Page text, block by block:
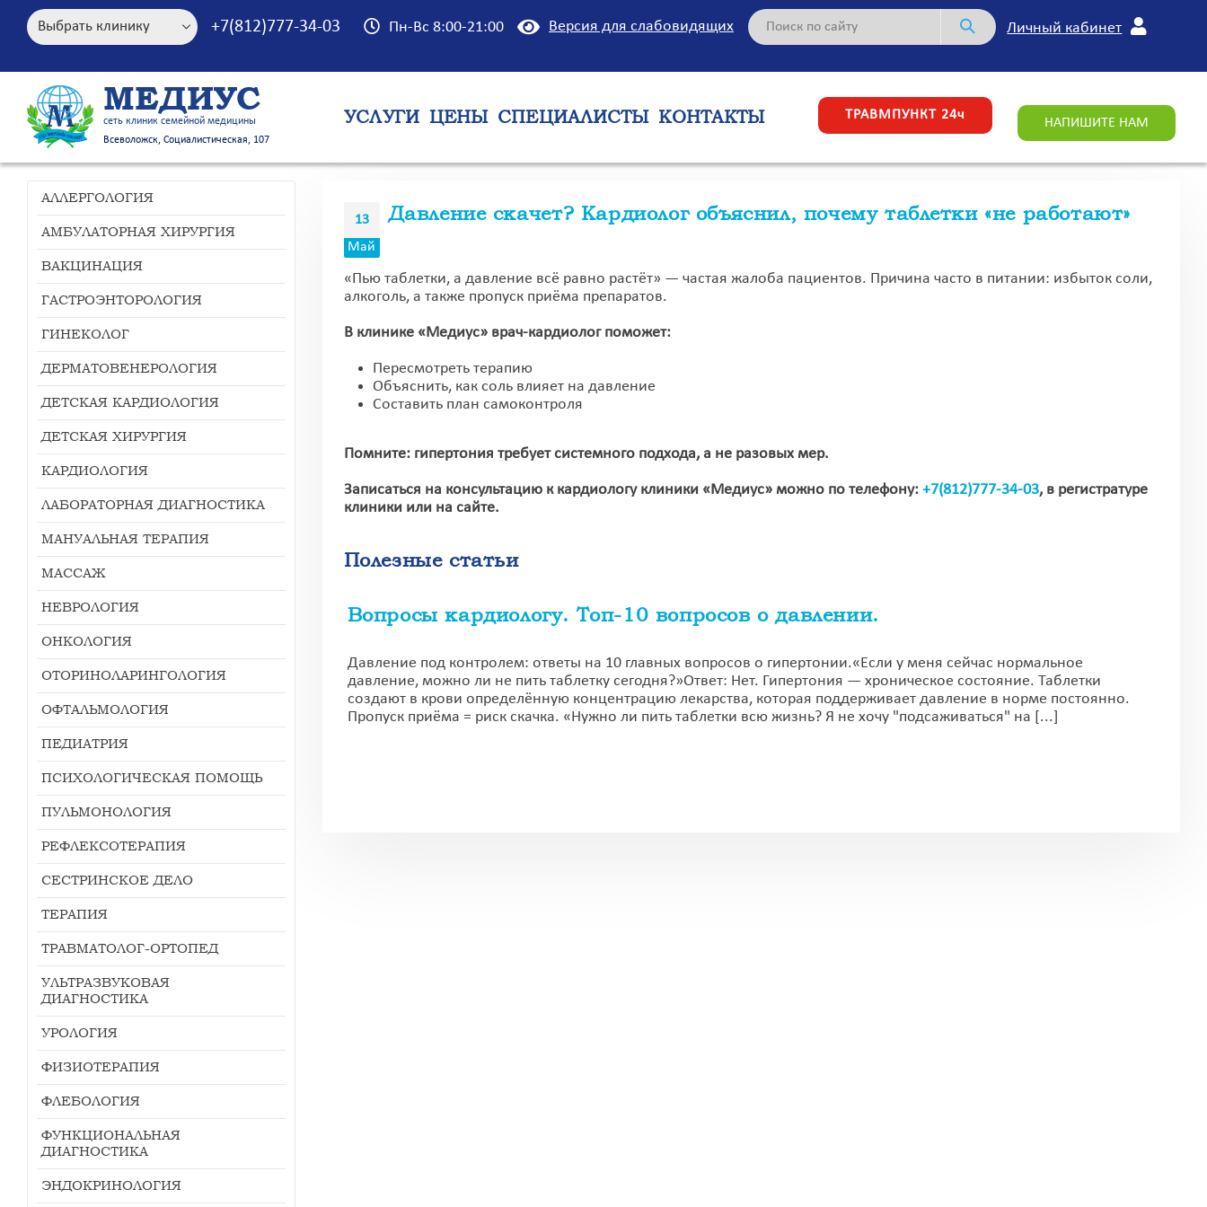
+7(812)777-34-03 Пн-Вс 8:00-21:00 Версия для слабовидящих Личный кабинет
МЕДИУС
сеть клиник семейной медицины
Всеволожск, Социалистическая, 107
УСЛУГИ ЦЕНЫ СПЕЦИАЛИСТЫ КОНТАКТЫ ТРАВМПУНКТ 24ч
НАПИШИТЕ НАМ
13
Май
Давление скачет? Кардиолог объяснил, почему таблетки «не работают»
«Пью таблетки, а давление всё равно растёт» — частая жалоба пациентов. Причина часто в питании: избыток соли,
алкоголь, а также пропуск приёма препаратов.
В клинике «Медиус» врач-кардиолог поможет:
Пересмотреть терапию
Объяснить, как соль влияет на давление
Составить план самоконтроля
Помните: гипертония требует системного подхода, а не разовых мер.
Записаться на консультацию к кардиологу клиники «Медиус» можно по телефону: +7(812)777-34-03, в регистратуре
клиники или на сайте.
Полезные статьи
Вопросы кардиологу. Топ-10 вопросов о давлении.
Давление под контролем: ответы на 10 главных вопросов о гипертонии.«Если у меня сейчас нормальное
давление, можно ли не пить таблетку сегодня?»Ответ: Нет. Гипертония — хроническое состояние. Таблетки
создают в крови определённую концентрацию лекарства, которая поддерживает давление в норме постоянно.
Пропуск приёма = риск скачка. «Нужно ли пить таблетки всю жизнь? Я не хочу "подсаживаться" на [...]
АЛЛЕРГОЛОГИЯ
АМБУЛАТОРНАЯ ХИРУРГИЯ
ВАКЦИНАЦИЯ
ГАСТРОЭНТОРОЛОГИЯ
ГИНЕКОЛОГ
ДЕРМАТОВЕНЕРОЛОГИЯ
ДЕТСКАЯ КАРДИОЛОГИЯ
ДЕТСКАЯ ХИРУРГИЯ
КАРДИОЛОГИЯ
ЛАБОРАТОРНАЯ ДИАГНОСТИКА
МАНУАЛЬНАЯ ТЕРАПИЯ
МАССАЖ
НЕВРОЛОГИЯ
ОНКОЛОГИЯ
ОТОРИНОЛАРИНГОЛОГИЯ
ОФТАЛЬМОЛОГИЯ
ПЕДИАТРИЯ
ПСИХОЛОГИЧЕСКАЯ ПОМОЩЬ
ПУЛЬМОНОЛОГИЯ
РЕФЛЕКСОТЕРАПИЯ
СЕСТРИНСКОЕ ДЕЛО
ТЕРАПИЯ
ТРАВМАТОЛОГ-ОРТОПЕД
УЛЬТРАЗВУКОВАЯ
ДИАГНОСТИКА
УРОЛОГИЯ
ФИЗИОТЕРАПИЯ
ФЛЕБОЛОГИЯ
ФУНКЦИОНАЛЬНАЯ
ДИАГНОСТИКА
ЭНДОКРИНОЛОГИЯ